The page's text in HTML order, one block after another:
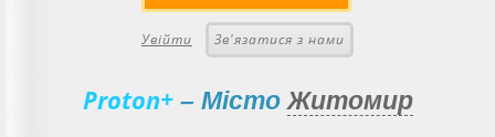
Увійти Зв'язатися з нами
Proton+ – Місто Житомир